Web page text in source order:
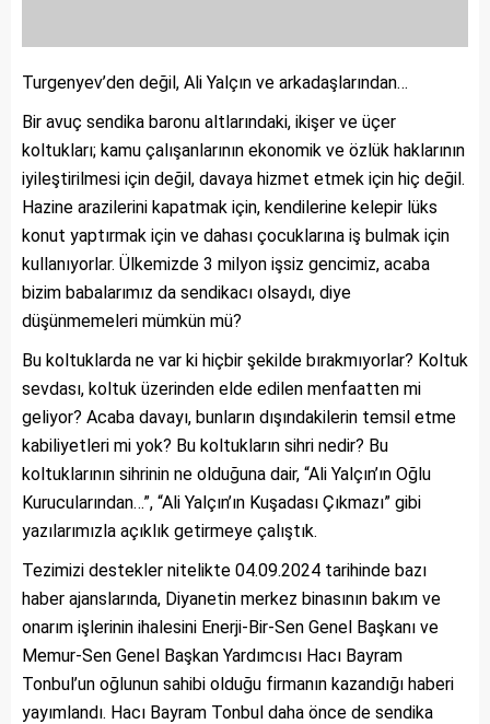
Turgenyev’den değil, Ali Yalçın ve arkadaşlarından…
Bir avuç sendika baronu altlarındaki, ikişer ve üçer
koltukları; kamu çalışanlarının ekonomik ve özlük haklarının
iyileştirilmesi için değil, davaya hizmet etmek için hiç değil.
Hazine arazilerini kapatmak için, kendilerine kelepir lüks
konut yaptırmak için ve dahası çocuklarına iş bulmak için
kullanıyorlar. Ülkemizde 3 milyon işsiz gencimiz, acaba
bizim babalarımız da sendikacı olsaydı, diye
düşünmemeleri mümkün mü?
Bu koltuklarda ne var ki hiçbir şekilde bırakmıyorlar? Koltuk
sevdası, koltuk üzerinden elde edilen menfaatten mi
geliyor? Acaba davayı, bunların dışındakilerin temsil etme
kabiliyetleri mi yok? Bu koltukların sihri nedir? Bu
koltuklarının sihrinin ne olduğuna dair, “Ali Yalçın’ın Oğlu
Kurucularından…”, “Ali Yalçın’ın Kuşadası Çıkmazı” gibi
yazılarımızla açıklık getirmeye çalıştık.
Tezimizi destekler nitelikte 04.09.2024 tarihinde bazı
haber ajanslarında, Diyanetin merkez binasının bakım ve
onarım işlerinin ihalesini Enerji-Bir-Sen Genel Başkanı ve
Memur-Sen Genel Başkan Yardımcısı Hacı Bayram
Tonbul’un oğlunun sahibi olduğu firmanın kazandığı haberi
yayımlandı. Hacı Bayram Tonbul daha önce de sendika